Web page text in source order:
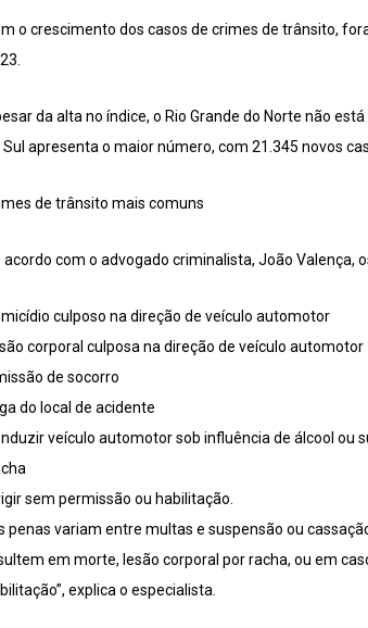
o crescimento dos casos de crimes de trânsito,
da alta no índice, o Rio Grande do Norte não
Sul apresenta o maior número, com 21.345 novos
de trânsito mais comuns
acordo com o advogado criminalista, João
culposo na direção de veículo automotor
corporal culposa na direção de veículo automotor
de socorro
do local de acidente
veículo automotor sob influência de álcool ou
sem permissão ou habilitação.
penas variam entre multas e suspensão ou
em morte, lesão corporal por racha, ou em
explica o especialista.